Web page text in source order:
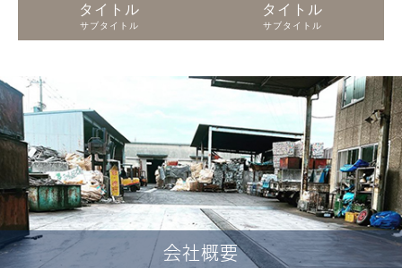
タイトル
サブタイトル
タイトル
サブタイトル
会社概要